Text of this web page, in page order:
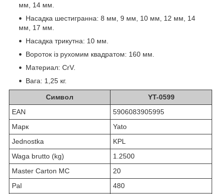
мм, 14 мм.
Насадка шестигранна: 8 мм, 9 мм, 10 мм, 12 мм, 14
мм, 17 мм.
Насадка трикутна: 10 мм.
Вороток із рухомим квадратом: 160 мм.
Материал: CrV.
Вага: 1,25 кг.
Символ
YT-0599
EAN
5906083905995
Марк
Yato
Jednostka
KPL
Waga brutto (kg)
1.2500
Master Carton MC
20
Pal
480